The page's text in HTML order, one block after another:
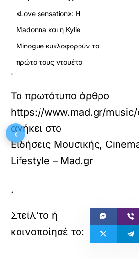
«Love sensation»: Η
Madonna και η Kylie
Minogue κυκλοφορούν το
πρώτο τους ντουέτο
Το πρωτότυπο άρθρο
https://www.mad.gr/
ανήκει στο
Ειδήσεις Μουσικής,
Lifestyle – Mad.gr
.
‹